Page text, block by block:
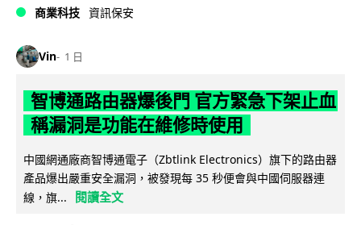
商業科技 資訊保安
Vin 1 日
智博通路由器爆後門 官方緊急下架止血
稱漏洞是功能在維修時使用
中國網通廠商智博通電子（Zbtlink Electronics）旗下的路由器
產品爆出嚴重安全漏洞，被發現每 35 秒便會與中國伺服器連
線，旗...
閱讀全文